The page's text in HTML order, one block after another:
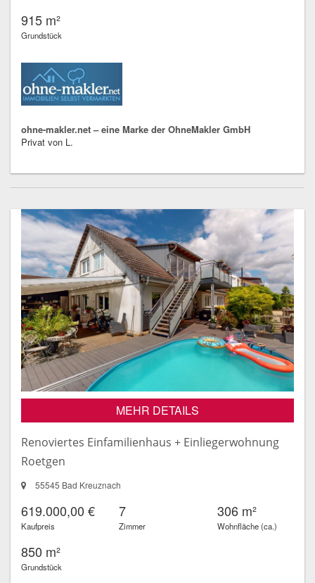
915 m²
Grundstück
ohne-makler.net – eine Marke der OhneMakler GmbH
Privat von L.
MEHR DETAILS
Renoviertes Einfamilienhaus + Einliegerwohnung
Roetgen
55545 Bad Kreuznach
619.000,00 €
Kaufpreis
7
Zimmer
306 m²
Wohnfläche (ca.)
850 m²
Grundstück